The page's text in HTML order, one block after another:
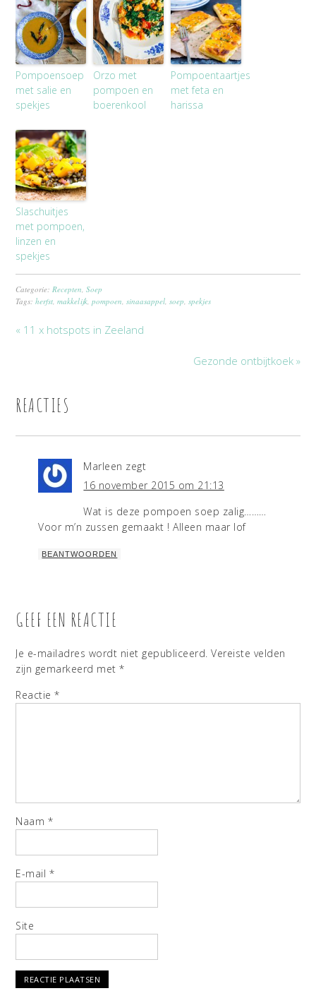
Pompoensoep
met salie en
spekjes
Orzo met
pompoen en
boerenkool
Pompoentaartjes
met feta en
harissa
Slaschuitjes
met pompoen,
linzen en
spekjes
Categorie: Recepten ,Soep
Tags:herfst ,makkelijk ,pompoen ,sinaasappel ,soep ,spekjes
« 11 x hotspots in Zeeland
Gezonde ontbijtkoek »
REACTIES
Marleen zegt
16 november 2015 om 21:13
Wat is deze pompoen soep zalig………
Voor m’n zussen gemaakt ! Alleen maar lof
BEANTWOORDEN
GEEF EEN REACTIE
Je e-mailadres wordt niet gepubliceerd. Vereiste velden
zijn gemarkeerd met*
Reactie*
Naam *
E-mail *
Site